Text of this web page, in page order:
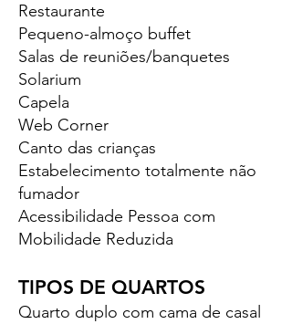
Restaurante
Pequeno-almoço buffet
Salas de reuniões/banquetes
Solarium
Capela
Web Corner
Canto das crianças
Estabelecimento totalmente não
fumador
Acessibilidade Pessoa com
Mobilidade Reduzida
TIPOS DE QUARTOS
Quarto duplo com cama de casal